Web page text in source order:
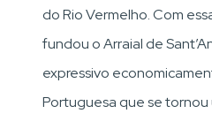
do Rio Vermelho. Com
fundou o Arraial de
expressivo
Portuguesa que se tornou